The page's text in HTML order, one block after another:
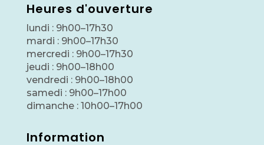
Heures d'ouverture
lundi : 9h00–17h30
mardi : 9h00–17h30
mercredi : 9h00–17h30
jeudi : 9h00–18h00
vendredi : 9h00–18h00
samedi : 9h00–17h00
dimanche : 10h00–17h00
Information